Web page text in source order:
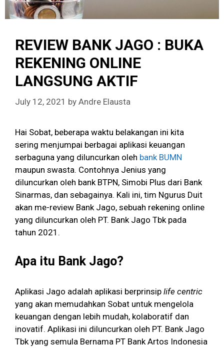
REVIEW BANK JAGO : BUKA
REKENING ONLINE
LANGSUNG AKTIF
July 12, 2021 by Andre Elausta
Hai Sobat, beberapa waktu belakangan ini kita
sering menjumpai berbagai aplikasi keuangan
serbaguna yang diluncurkan oleh bank BUMN
maupun swasta. Contohnya Jenius yang
diluncurkan oleh bank BTPN, Simobi Plus dari Bank
Sinarmas, dan sebagainya. Kali ini, tim Ngurus Duit
akan me-review Bank Jago, sebuah rekening online
yang diluncurkan oleh PT. Bank Jago Tbk pada
tahun 2021.
Apa itu Bank Jago?
Aplikasi Jago adalah aplikasi berprinsip life centric
yang akan memudahkan Sobat untuk mengelola
keuangan dengan lebih mudah, kolaboratif dan
inovatif. Aplikasi ini diluncurkan oleh PT. Bank Jago
Tbk yang semula Bernama PT Bank Artos Indonesia